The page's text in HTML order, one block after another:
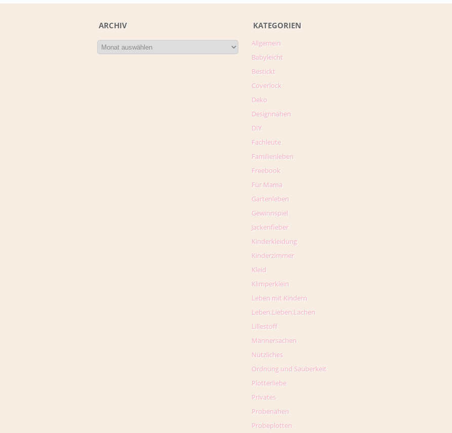
ARCHIV KATEGORIEN
Allgemein
Babyleicht
Bestickt
Coverlock
Deko
Designnähen
DIY
Fachleute
Familienleben
Freebook
Für Mama
Gartenleben
Gewinnspiel
Jackenfieber
Kinderkleidung
Kinderzimmer
Kleid
Klimperklein
Leben mit Kindern
Leben.Lieben.Lachen
Lillestoff
Männersachen
Nützliches
Ordnung und Sauberkeit
Plotterliebe
Privates
Probenähen
Probeplotten